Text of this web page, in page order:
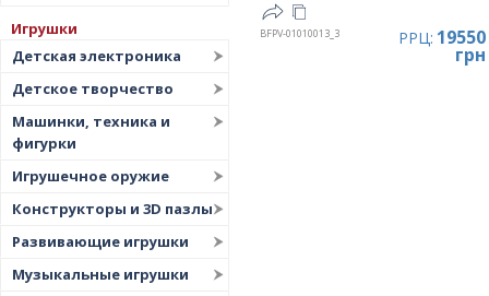
Игрушки
Детская электроника
Детское творчество
Машинки, техника и
фигурки
Игрушечное оружие
Конструкторы и 3D пазлы
Развивающие игрушки
Музыкальные игрушки
BFPV-01010013_3 РРЦ: 19550
грн